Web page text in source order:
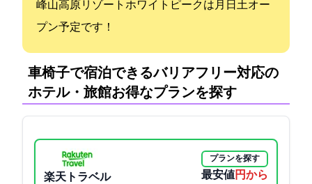
峰山高原リゾートホワイトピークは12月18日(土)オー
プン予定です！
車椅子で宿泊できるバリアフリー対応の
ホテル・旅館:お得なプランを探す
楽天トラベル
プランを探す
最安値9900円から